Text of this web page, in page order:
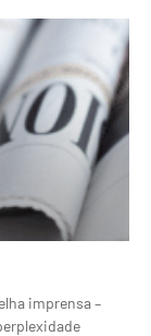
imprensa –